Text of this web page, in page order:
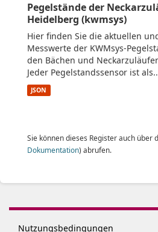
Pegelstände der
Heidelberg (kwmsys)
Hier finden Sie die aktuellen
Messwerte der KWMsys-
den Bächen und
Jeder Pegelstandssensor ist
JSON
Sie können dieses Register auch über
Dokumentation) abrufen.
Nutzungsbedingungen